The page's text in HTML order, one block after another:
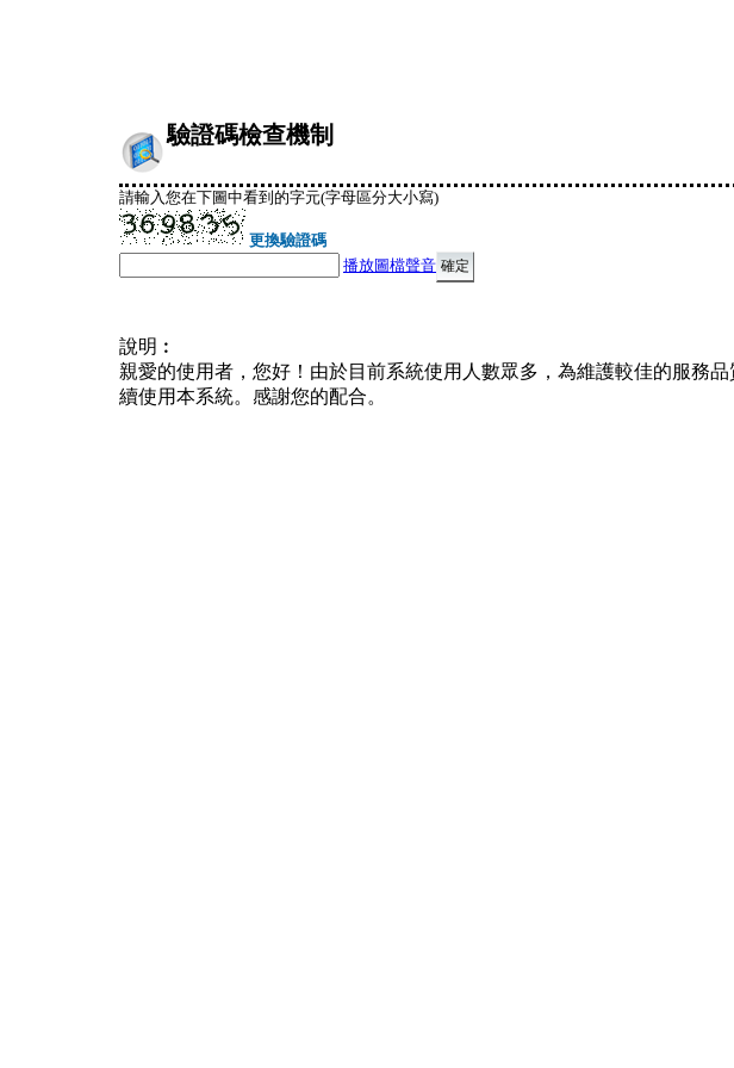
驗證碼檢查機制
請輸入您在下圖中看到的字元(字母區分大小寫)
更換驗證碼
播放圖檔聲音
說明︰
親愛的使用者，您好！由於目前系統使用人數眾多，為維護較佳的服務
續使用本系統。感謝您的配合。